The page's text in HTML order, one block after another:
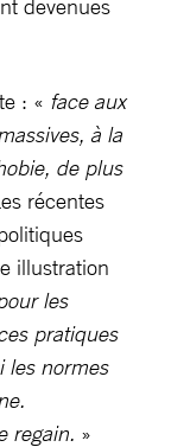
devenues
: « face aux
à la
de plus
récentes
illustration
les
pratiques
les normes
regain. »